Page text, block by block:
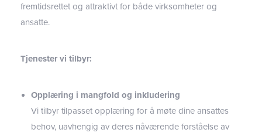
fremtidsrettet og attraktivt for både virksomheter og
ansatte.
Tjenester vi tilbyr:
Opplæring i mangfold og inkludering
Vi tilbyr tilpasset opplæring for å møte dine ansattes
behov, uavhengig av deres nåværende forståelse av